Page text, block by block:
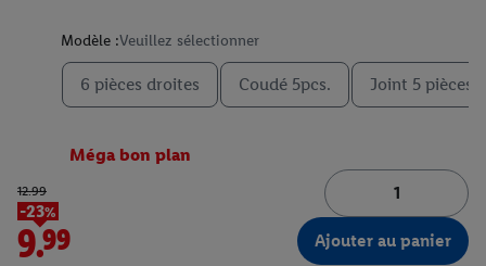
Modèle :Veuillez sélectionner
6 pièces droites Coudé 5pcs. Joint 5 pièces.
Méga bon plan
12.99
-23%
9.99 Ajouter au panier